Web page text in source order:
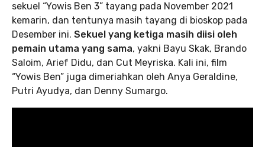
sekuel “Yowis Ben 3” tayang pada November 2021
kemarin, dan tentunya masih tayang di bioskop pada
Desember ini. Sekuel yang ketiga masih diisi oleh
pemain utama yang sama, yakni Bayu Skak, Brando
Saloim, Arief Didu, dan Cut Meyriska. Kali ini, film
“Yowis Ben” juga dimeriahkan oleh Anya Geraldine,
Putri Ayudya, dan Denny Sumargo.